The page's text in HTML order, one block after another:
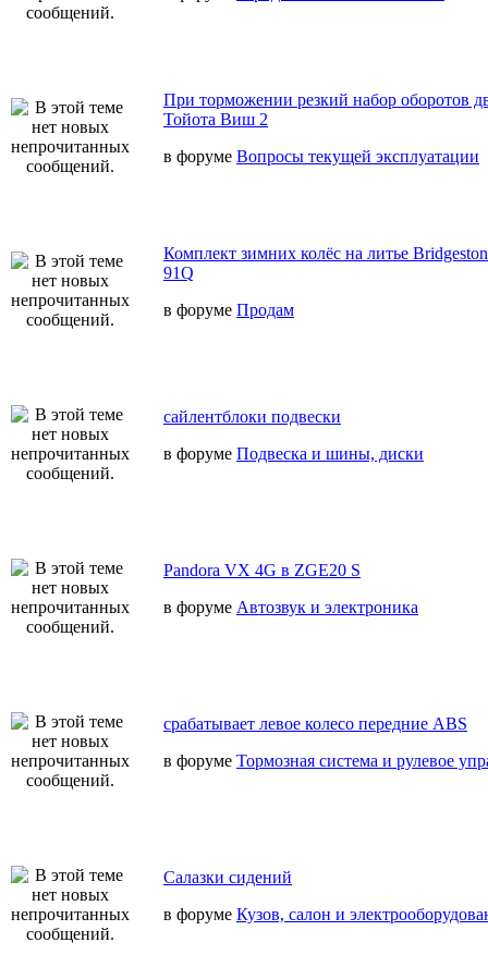
При торможении резкий набор оборотов
Тойота Виш 2
в форуме Вопросы текущей эксплуатации
Комплект зимних колёс на литье
91Q
в форуме Продам
сайлентблоки подвески
в форуме Подвеска и шины, диски
Pandora VX 4G в ZGE20 S
в форуме Автозвук и электроника
срабатывает левое колесо передние ABS
в форуме Тормозная система и рулевое
Салазки сидений
в форуме Кузов, салон и